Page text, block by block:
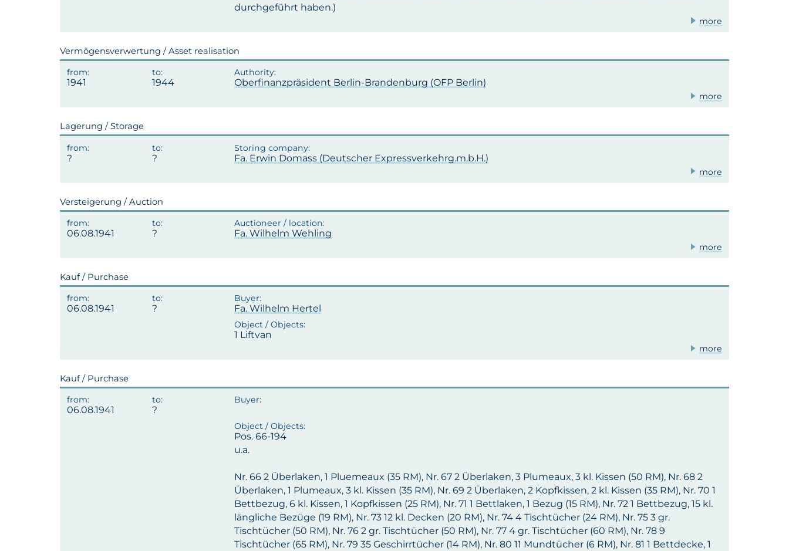
durchgeführt haben.)
more
Vermögensverwertung / Asset realisation
1941 1944 Oberfinanzpräsident Berlin-Brandenburg (OFP Berlin)
more
Lagerung / Storage
Fa. Erwin Domass (Deutscher Expressverkehrg.m.b.H.)
more
Versteigerung / Auction
06.08.1941 Fa. Wilhelm Wehling
more
Kauf / Purchase
06.08.1941 Fa. Wilhelm Hertel
1 Liftvan
more
Kauf / Purchase
06.08.1941
Pos. 66-194
u.a.
Nr. 66 2 Überlaken, 1 Pluemeaux (35 RM), Nr. 67 2 Überlaken, 3 Plumeaux, 3 kl. Kissen (50 RM), Nr. 68 2
Überlaken, 1 Plumeaux, 3 kl. Kissen (35 RM), Nr. 69 2 Überlaken, 2 Kopfkissen, 2 kl. Kissen (35 RM), Nr. 70 1
Bettbezug, 6 kl. Kissen, 1 Kopfkissen (25 RM), Nr. 71 1 Bettlaken, 1 Bezug (15 RM), Nr. 72 1 Bettbezug, 15 kl.
längliche Bezüge (19 RM), Nr. 73 12 kl. Decken (20 RM), Nr. 74 4 Tischtücher (24 RM), Nr. 75 3 gr.
Tischtücher (50 RM), Nr. 76 2 gr. Tischtücher (50 RM), Nr. 77 4 gr. Tischtücher (60 RM), Nr. 78 9
Tischtücher (65 RM), Nr. 79 35 Geschirrtücher (14 RM), Nr. 80 11 Mundtücher (6 RM), Nr. 81 1 Bettdecke, 1